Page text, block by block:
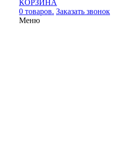
КОРЗИНА
0 товаров. Заказать звонок
Меню